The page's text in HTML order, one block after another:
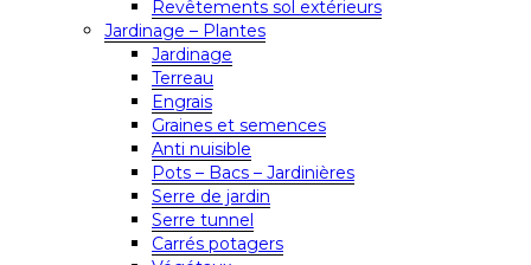
Revêtements sol extérieurs
Jardinage – Plantes
Jardinage
Terreau
Engrais
Graines et semences
Anti nuisible
Pots – Bacs – Jardinières
Serre de jardin
Serre tunnel
Carrés potagers